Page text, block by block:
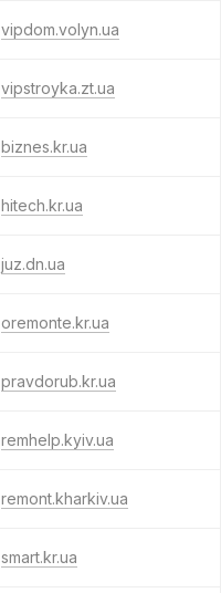
vipdom.volyn.ua
vipstroyka.zt.ua
biznes.kr.ua
hitech.kr.ua
juz.dn.ua
oremonte.kr.ua
pravdorub.kr.ua
remhelp.kyiv.ua
remont.kharkiv.ua
smart.kr.ua